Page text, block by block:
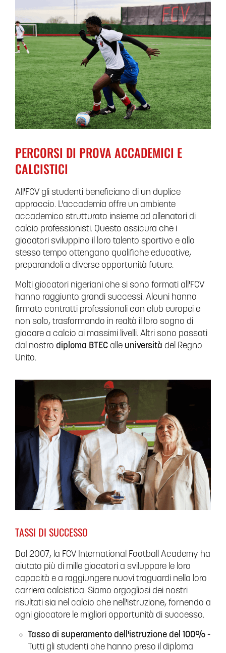
PERCORSI DI PROVA ACCADEMICI E
CALCISTICI
All'FCV gli studenti beneficiano di un duplice
approccio. L'accademia offre un ambiente
accademico strutturato insieme ad allenatori di
calcio professionisti. Questo assicura che i
giocatori sviluppino il loro talento sportivo e allo
stesso tempo ottengano qualifiche educative,
preparandoli a diverse opportunità future.
Molti giocatori nigeriani che si sono formati all'FCV
hanno raggiunto grandi successi. Alcuni hanno
firmato contratti professionali con club europei e
non solo, trasformando in realtà il loro sogno di
giocare a calcio ai massimi livelli. Altri sono passati
dal nostro diploma BTEC alle università del Regno
Unito.
TASSI DI SUCCESSO
Dal 2007, la FCV International Football Academy ha
aiutato più di mille giocatori a sviluppare le loro
capacità e a raggiungere nuovi traguardi nella loro
carriera calcistica. Siamo orgogliosi dei nostri
risultati sia nel calcio che nell'istruzione, fornendo a
ogni giocatore le migliori opportunità di successo.
Tasso di superamento dell'istruzione del 100% -
Tutti gli studenti che hanno preso il diploma